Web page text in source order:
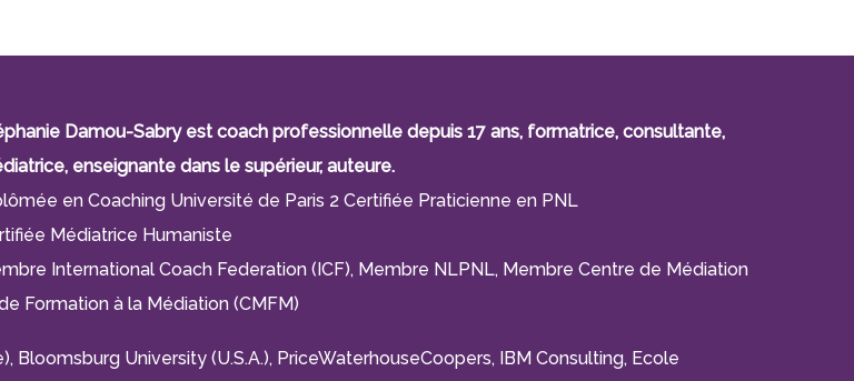
Damou-Sabry est coach professionnelle depuis 17 ans, formatrice, consultante,
enseignante dans le supérieur, auteure.
en Coaching Université de Paris 2 Certifiée Praticienne en PNL
Médiatrice Humaniste
International Coach Federation (ICF), Membre NLPNL, Membre Centre de Médiation
Formation à la Médiation (CMFM)
Bloomsburg University (U.S.A.), PriceWaterhouseCoopers, IBM Consulting, Ecole